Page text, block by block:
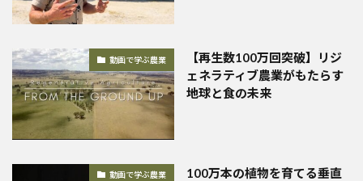
動画で学ぶ農業
【再生数100万回突破】リジ
ェネラティブ農業がもたらす
地球と食の未来
動画で学ぶ農業
100万本の植物を育てる垂直